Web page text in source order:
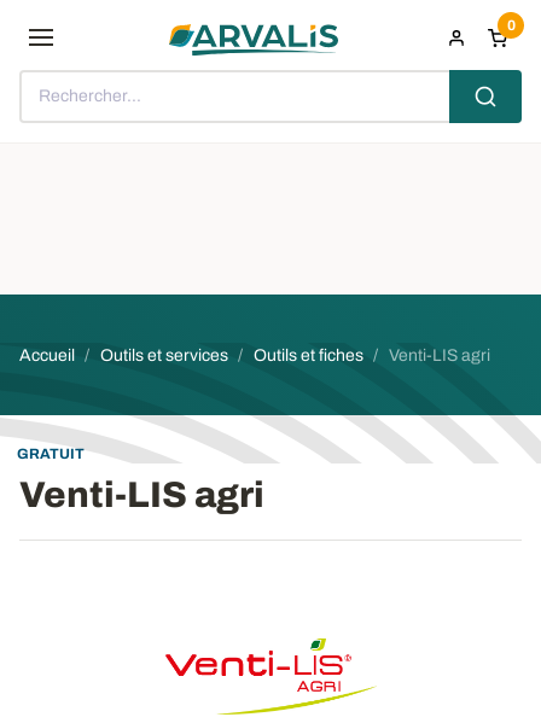
Rechercher...
0
Fil d'Ariane
Accueil Outils et services Outils et fiches Venti-LIS agri
GRATUIT
Venti-LIS agri